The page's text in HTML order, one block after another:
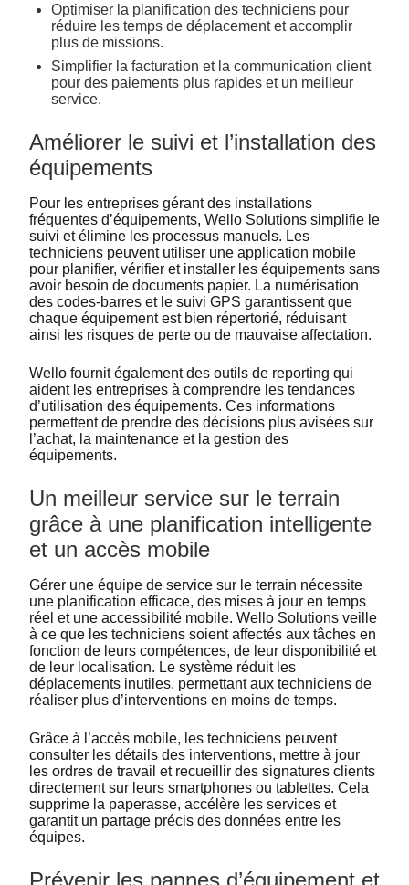
Optimiser la planification des techniciens pour
réduire les temps de déplacement et accomplir
plus de missions.
Simplifier la facturation et la communication client
pour des paiements plus rapides et un meilleur
service.
Améliorer le suivi et l’installation des
équipements
Pour les entreprises gérant des installations
fréquentes d’équipements, Wello Solutions simplifie le
suivi et élimine les processus manuels. Les
techniciens peuvent utiliser une application mobile
pour planifier, vérifier et installer les équipements sans
avoir besoin de documents papier. La numérisation
des codes-barres et le suivi GPS garantissent que
chaque équipement est bien répertorié, réduisant
ainsi les risques de perte ou de mauvaise affectation.
Wello fournit également des outils de reporting qui
aident les entreprises à comprendre les tendances
d’utilisation des équipements. Ces informations
permettent de prendre des décisions plus avisées sur
l’achat, la maintenance et la gestion des
équipements.
Un meilleur service sur le terrain
grâce à une planification intelligente
et un accès mobile
Gérer une équipe de service sur le terrain nécessite
une planification efficace, des mises à jour en temps
réel et une accessibilité mobile. Wello Solutions veille
à ce que les techniciens soient affectés aux tâches en
fonction de leurs compétences, de leur disponibilité et
de leur localisation. Le système réduit les
déplacements inutiles, permettant aux techniciens de
réaliser plus d’interventions en moins de temps.
Grâce à l’accès mobile, les techniciens peuvent
consulter les détails des interventions, mettre à jour
les ordres de travail et recueillir des signatures clients
directement sur leurs smartphones ou tablettes. Cela
supprime la paperasse, accélère les services et
garantit un partage précis des données entre les
équipes.
Prévenir les pannes d’équipement et